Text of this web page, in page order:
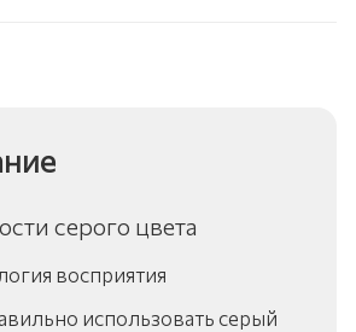
серого цвета
восприятия
использовать серый